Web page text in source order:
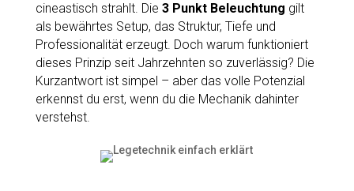
cineastisch strahlt. Die 3 Punkt Beleuchtung gilt
als bewährtes Setup, das Struktur, Tiefe und
Professionalität erzeugt. Doch warum funktioniert
dieses Prinzip seit Jahrzehnten so zuverlässig? Die
Kurzantwort ist simpel – aber das volle Potenzial
erkennst du erst, wenn du die Mechanik dahinter
verstehst.